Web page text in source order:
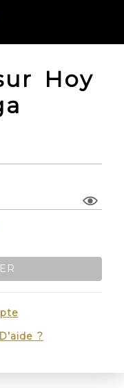
Hoy
?